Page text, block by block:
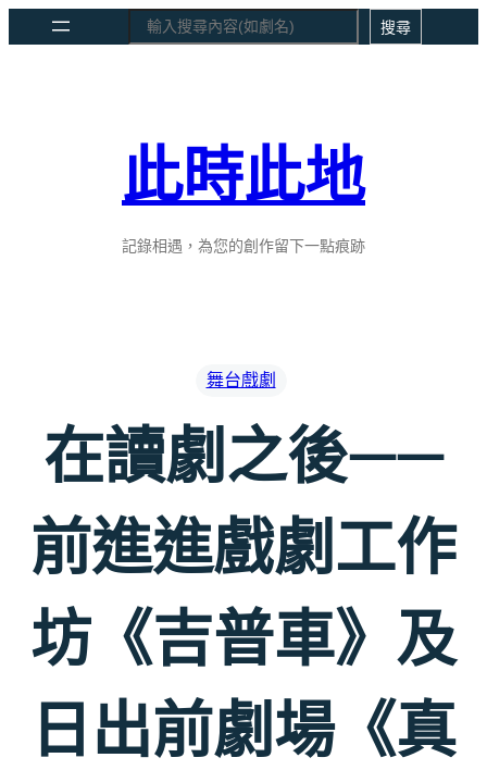
至
Search 搜尋
此時此地
記錄相遇，為您的創作留下一點痕跡
舞台戲劇
在讀劇之後——
前進進戲劇工作
坊《吉普車》及
日出前劇場《真